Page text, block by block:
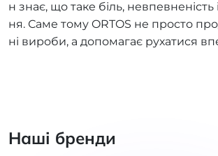
н знає, що таке біль,
ня. Саме тому ORTOS не просто
ні вироби, а допомагає рухатися
Наші бренди